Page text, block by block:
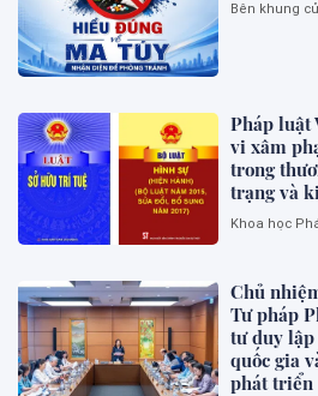
Bên khung
Pháp luật
vi xâm
trong
trạng và
Khoa học
Chủ
Tư pháp
tư duy lập
quốc gia
phát triển